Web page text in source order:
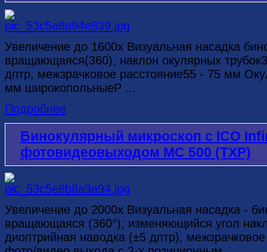
Увеличение до 1600х Визуальная насадка
вращающаяся(360), наклон окулярных
дптр, межзрачковое расстояние55 - 75 мм
мм широкопольныеP ...
Подробнее
Бинокулярный микроскоп с ICO
фотовидеовыходом МС 500 (TXP)
Увеличение до 2000х Визуальная насадка -
вращающаяся (360°); изменяющийся угол
диоптрийная наводка (±5 дптр),